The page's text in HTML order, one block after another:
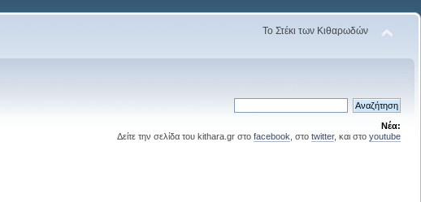
Το Στέκι των Κιθαρωδών
Νέα:
Δείτε την σελίδα του kithara.gr στο facebook , στο twitter, και στο youtube